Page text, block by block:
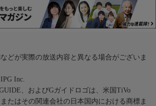
どが実際の放送内容と異なる場合がございま
Inc.
、およびGガイドロゴは、米国TiVo
たはその関連会社の日本国内における商標ま